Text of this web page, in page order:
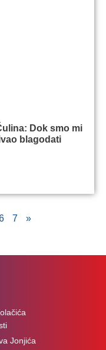
Dok smo mi
blagodati
7 »
Jonjića